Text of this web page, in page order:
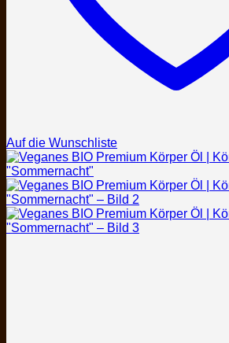
Auf die Wunschliste